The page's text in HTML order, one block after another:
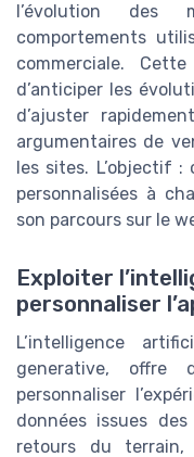
l’évolution des
comportements
commerciale.
d’anticiper les
d’ajuster
argumentaires de
les sites. L’objectif
personnalisées à
son parcours sur le
Exploiter
personnaliser
L’intelligence
generative, offre
personnaliser
données issues
retours du terrain,